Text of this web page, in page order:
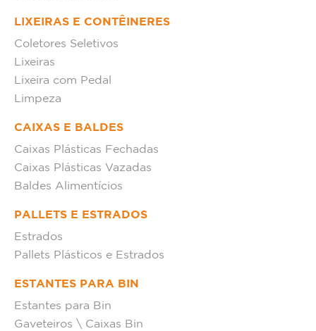
LIXEIRAS E CONTÊINERES
Coletores Seletivos
Lixeiras
Lixeira com Pedal
Limpeza
CAIXAS E BALDES
Caixas Plásticas Fechadas
Caixas Plásticas Vazadas
Baldes Alimentícios
PALLETS E ESTRADOS
Estrados
Pallets Plásticos e Estrados
ESTANTES PARA BIN
Estantes para Bin
Gaveteiros \ Caixas Bin